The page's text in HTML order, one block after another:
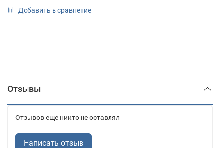
Добавить в сравнение
Отзывы
Отзывов еще никто не оставлял
Написать отзыв